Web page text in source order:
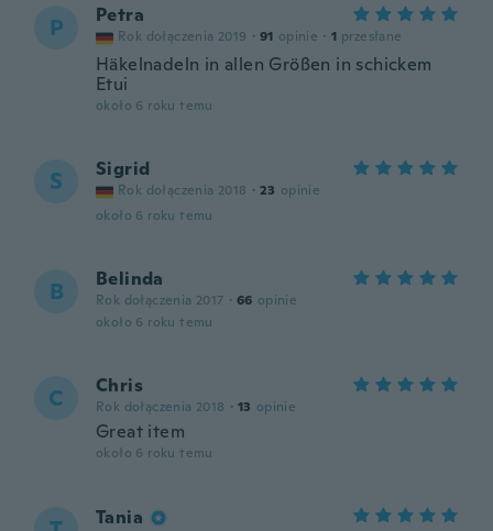
P Petra
Rok dołączenia 2019 · 91 opinie · 1 przesłane
Häkelnadeln in allen Größen in schickem
Etui
około 6 roku temu
S Sigrid
Rok dołączenia 2018 · 23 opinie
około 6 roku temu
B Belinda
Rok dołączenia 2017 · 66 opinie
około 6 roku temu
C Chris
Rok dołączenia 2018 · 13 opinie
Great item
około 6 roku temu
Tania